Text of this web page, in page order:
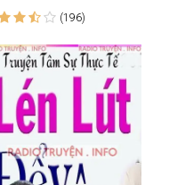
(196)